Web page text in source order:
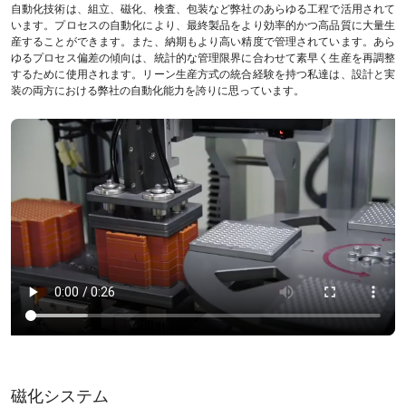
自動化技術は、組立、磁化、検査、包装など弊社のあらゆる工程で活用されて
います。プロセスの自動化により、最終製品をより効率的かつ高品質に大量生
産することができます。また、納期もより高い精度で管理されています。あら
ゆるプロセス偏差の傾向は、統計的な管理限界に合わせて素早く生産を再調整
するために使用されます。リーン生産方式の統合経験を持つ私達は、設計と実
装の両方における弊社の自動化能力を誇りに思っています。
磁化システム